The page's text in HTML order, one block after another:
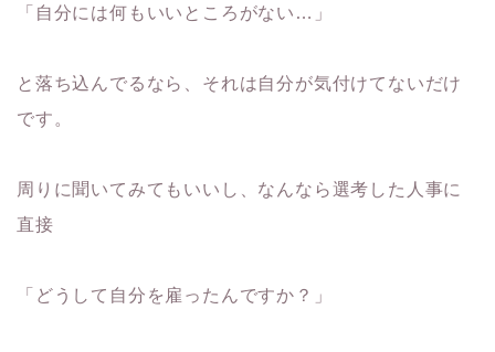
「自分には何もいいところがない…」
と落ち込んでるなら、それは自分が気付けてないだけ
です。
周りに聞いてみてもいいし、なんなら選考した人事に
直接
「どうして自分を雇ったんですか？」